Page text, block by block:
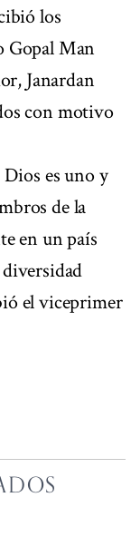
los
Gopal Man
Janardan
con motivo
Dios es uno y
de la
en un país
el viceprimer